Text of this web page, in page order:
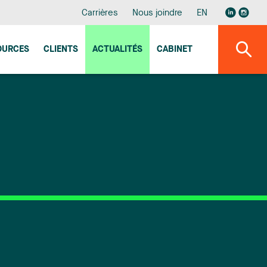
Carrières Nous joindre EN
CLIENTS ACTUALITÉS CABINET